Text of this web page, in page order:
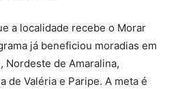
a localidade recebe o Morar
já beneficiou moradias em
Nordeste de Amaralina,
de Valéria e Paripe. A meta é